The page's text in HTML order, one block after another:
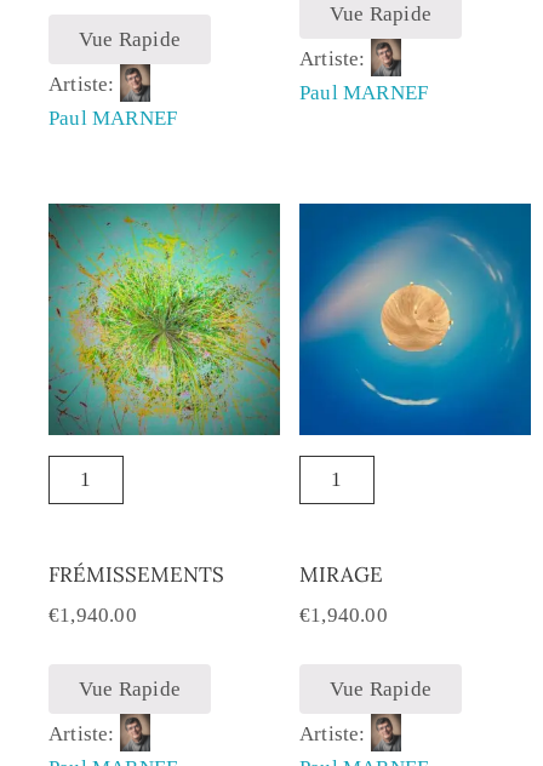
Vue Rapide
Artiste:
Paul MARNEF
Vue Rapide
Artiste:
Paul MARNEF
FRÉMISSEMENTS
€1,940.00
Vue Rapide
Artiste:
MIRAGE
€1,940.00
Vue Rapide
Artiste: